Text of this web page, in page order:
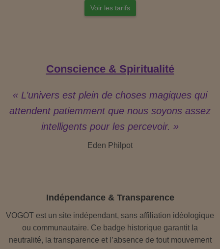
Voir les tarifs
Conscience & Spiritualité
« L’univers est plein de choses magiques qui
attendent patiemment que nous soyons assez
intelligents pour les percevoir. »
Eden Philpot
Indépendance & Transparence
VOGOT est un site indépendant, sans affiliation idéologique
ou communautaire. Ce badge historique garantit la
neutralité, la transparence et l’absence de tout mouvement